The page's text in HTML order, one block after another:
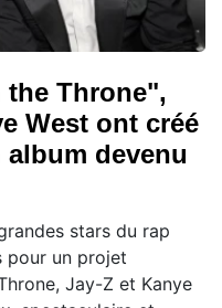
the Throne",
West ont créé
devenu
stars du rap
pour un projet
Jay-Z et Kanye